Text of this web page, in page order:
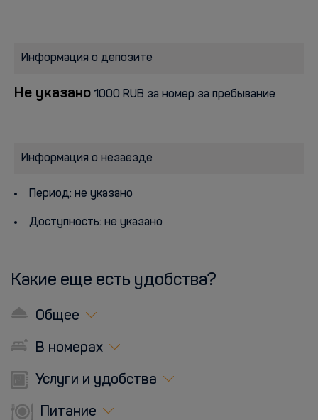
Информация о депозите
Не указано 1000 RUB за номер за пребывание
Информация о незаезде
Период: не указано
Доступность: не указано
Какие еще есть удобства?
Общее
В номерах
Услуги и удобства
Питание